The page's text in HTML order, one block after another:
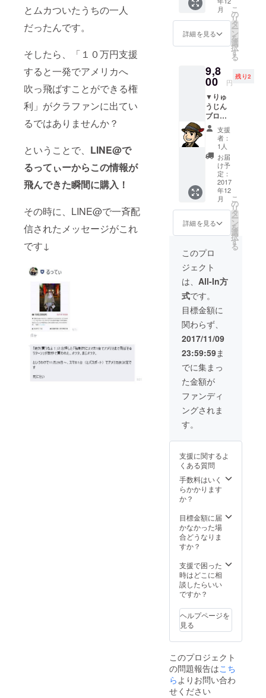
とムカついたうちの一人
だったんです。
そしたら、「１０万円支援
すると一発でアメリカへ
吹っ飛ばすことができる権
利」がクラファンに出てい
るではありませんか？
ということで、 LINE@で
るってぃーからこの情報が
飛んできた瞬間に購入！
その時に、LINE@で一斉配
信されたメッセージがこれ
です↓
画を考
えま
しょ
う！ 企
１日
（土）
００～
１４：
４５
場所：
東京駅
周辺 企
画会議
の様子
を、後
日、
りゅう
じんの
creativ
記事を
掲載す
です
が、参
加者で
ご希望
の方
名前や
アピー
いブロ
グのＵ
記載し
ブログ
記事に
URL掲
載 会議
には、
参加で
きない
けど、
るっ
てぃの
「スマ
ホ一台
旅」の
コンテ
ンツを
考える
企画会
議を応
援して
頂ける
方はこ
ちらで
りゅう
直筆の
お礼の
お手紙
と企画
会議の
レポー
トをお
送り致
す。 ま
た、ご
希望の
方は、
企画会
議を報
告する
に、あ
なたの
ホーム
ページ
やブロ
グの
ます。
月
詳細を見る
こ
の
リ
タ
ー
ン
を
選
択
す
る
9,8
00 円
残り2
▼りゅ
うじん
ブログ
「Be
creativ
e!」に
て記事
広告掲
の主催
者であ
るりゅ
うじん
の個人
ブログ
事広告
製作。
月間５
万PVで
すが読
者の濃
いメ
ディア
なので
CVはと
りやす
いかと
思いま
す。 読
者は20
代半
ば〜40
代の男
す。 通
記事広
告は１
９８０
０円な
１万円
引きで
す！ 掲
ア：
http://w
ww.smil
e-
m/
支援
者：
1人
お届
け予
定：
2017
年12
月
詳細を見る
こ
の
リ
タ
ー
ン
を
選
択
す
る
このプロ
ジェクト
は、 All-In方
式です。
目標金額に
関わらず、
2017/11/09
23:59:59ま
でに集まっ
た金額が
ファンディ
ングされま
す。
支援に関するよ
くある質問
手数料はいく
らかかります
か？
目標金額に届
かなかった場
合どうなりま
すか？
支援で困った
時はどこに相
談したらいい
ですか？
ヘルプページを
見る
このプロジェクト
の問題報告はこち
らよりお問い合わ
せください